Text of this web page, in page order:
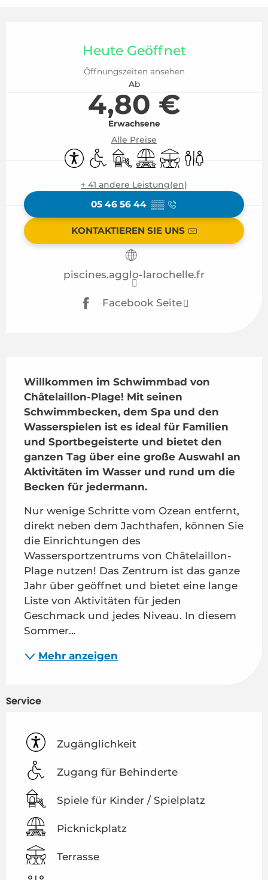
Heute Geöffnet
Öffnungszeiten ansehen
Ab
4,80 €
Erwachsene
Alle Preise
Zugänglichkeit
Zugang für Behinderte
Spiele für Kinder / Spielplatz
Picknickplatz
TerrasseToiletten
+ 41 andere Leistung(en)
05 46 56 44 ▒▒
KONTAKTIEREN SIE UNS
piscines.agglo-larochelle.fr
Facebook Seite
Willkommen im Schwimmbad von
Châtelaillon-Plage! Mit seinen
Schwimmbecken, dem Spa und den
Wasserspielen ist es ideal für Familien
und Sportbegeisterte und bietet den
ganzen Tag über eine große Auswahl an
Aktivitäten im Wasser und rund um die
Becken für jedermann.
Nur wenige Schritte vom Ozean entfernt,
direkt neben dem Jachthafen, können Sie
die Einrichtungen des
Wassersportzentrums von Châtelaillon-
Plage nutzen! Das Zentrum ist das ganze
Jahr über geöffnet und bietet eine lange
Liste von Aktivitäten für jeden
Geschmack und jedes Niveau. In diesem
Sommer...
Mehr anzeigen
Service
Zugänglichkeit
Zugang für Behinderte
Spiele für Kinder / Spielplatz
Picknickplatz
Terrasse